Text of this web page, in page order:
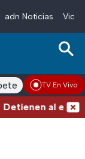
adn Noticias
Noticias RadioTV En Vivo
al